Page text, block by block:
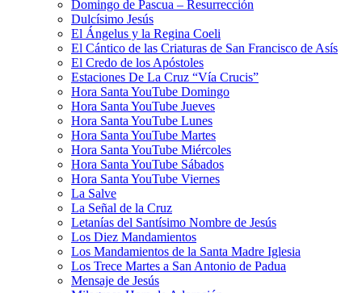
Domingo de Pascua – Resurrección
Dulcísimo Jesús
El Ángelus y la Regina Coeli
El Cántico de las Criaturas de San Francisco de Asís
El Credo de los Apóstoles
Estaciones De La Cruz “Vía Crucis”
Hora Santa YouTube Domingo
Hora Santa YouTube Jueves
Hora Santa YouTube Lunes
Hora Santa YouTube Martes
Hora Santa YouTube Miércoles
Hora Santa YouTube Sábados
Hora Santa YouTube Viernes
La Salve
La Señal de la Cruz
Letanías del Santísimo Nombre de Jesús
Los Diez Mandamientos
Los Mandamientos de la Santa Madre Iglesia
Los Trece Martes a San Antonio de Padua
Mensaje de Jesús